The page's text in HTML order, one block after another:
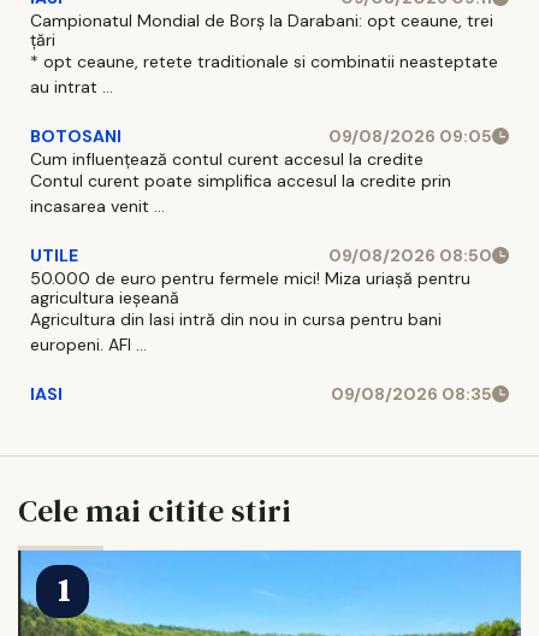
Campionatul Mondial de Borș la Darabani: opt ceaune, trei
țări
* opt ceaune, retete traditionale si combinatii neasteptate
au intrat ...
BOTOSANI
09/08/2026 09:05
Cum influențează contul curent accesul la credite
Contul curent poate simplifica accesul la credite prin
incasarea venit ...
UTILE
09/08/2026 08:50
50.000 de euro pentru fermele mici! Miza uriașă pentru
agricultura ieșeană
Agricultura din Iasi intră din nou in cursa pentru bani
europeni. AFI ...
IASI 09/08/2026 08:35
Cele mai citite stiri